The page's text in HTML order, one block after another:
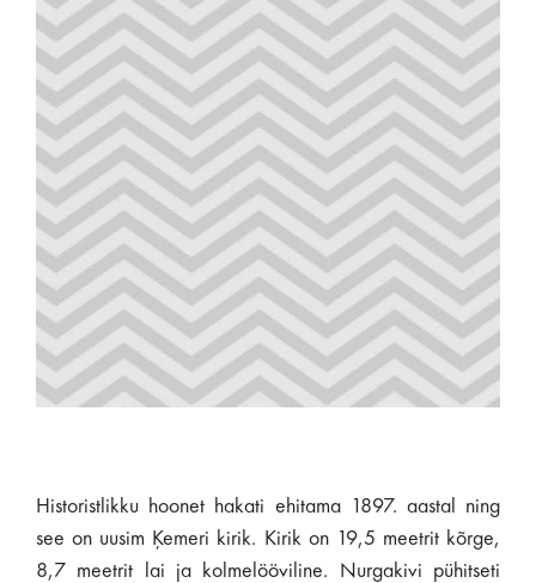
Historistlikku hoonet hakati ehitama 1897. aastal ning
see on uusim Ķemeri kirik. Kirik on 19,5 meetrit kõrge,
8,7 meetrit lai ja kolmelööviline. Nurgakivi pühitseti